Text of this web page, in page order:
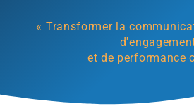
« Transformer la
et de performance